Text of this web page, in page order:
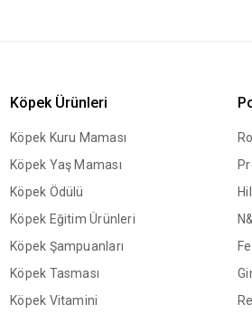
Köpek Ürünleri
Köpek Kuru Maması
Köpek Yaş Maması
Köpek Ödülü
Köpek Eğitim Ürünleri
Köpek Şampuanları
Köpek Tasması
Köpek Vitamini